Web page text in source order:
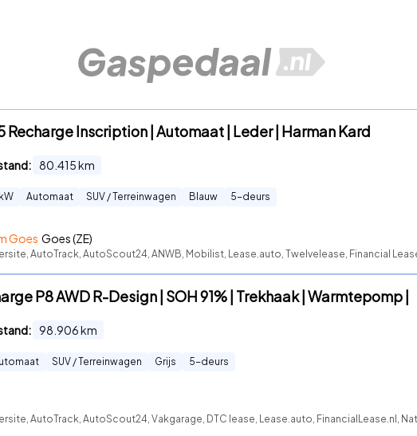
Recharge Inscription | Automaat | Leder | Harman Kard
80.415km
kW Automaat SUV / Terreinwagen Blauw 5-deurs
Goes Goes (ZE)
AutoTrack, AutoScout24, ANWB, Mobilist, Lease.auto, Twelvelease, Financial
P8 AWD R-Design | SOH 91% | Trekhaak | Warmtepomp |
98.906km
SUV / Terreinwagen Grijs 5-deurs
AutoTrack, AutoScout24, Vakgarage, DTC lease, Lease.auto, FinancialLease.nl,